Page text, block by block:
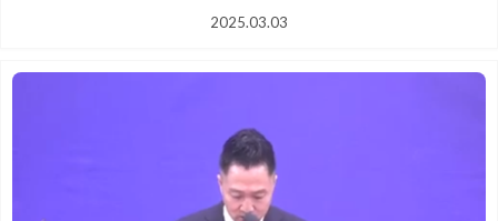
2025.03.03